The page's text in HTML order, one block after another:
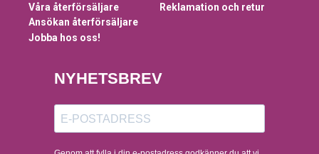
Våra återförsäljare
Ansökan återförsäljare
Jobba hos oss!
Reklamation och retur